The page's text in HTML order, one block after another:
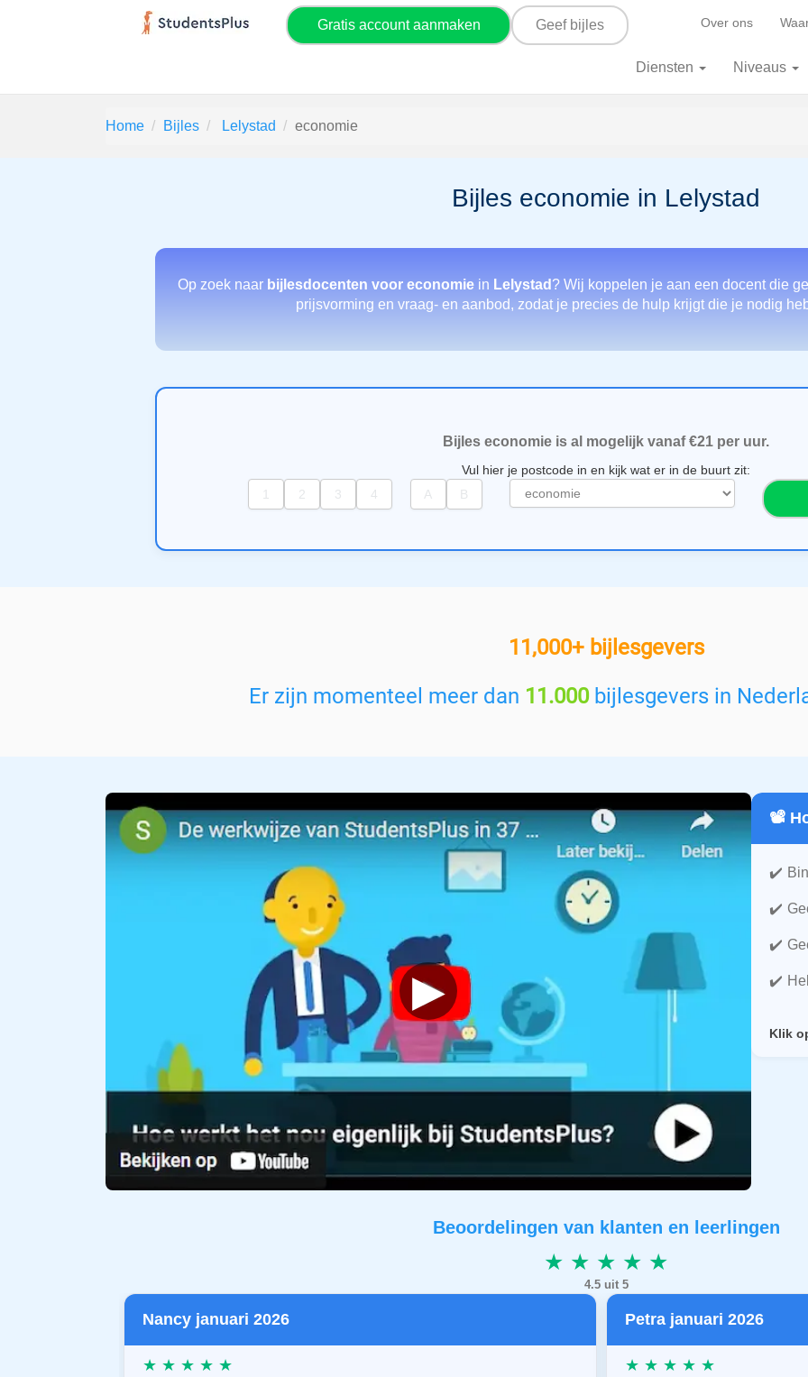
Gratis account aanmaken Geef bijles Over ons
Diensten Niveaus
Home Bijles Lelystad economie
Bijles economie in Lelystad
Op zoek naar bijlesdocenten voor economiein Lelystad ? Wij koppelen je aan een docent die
prijsvorming en vraag- en aanbod, zodat je precies de hulp krijgt die je nodig
Bijles economie is al mogelijk vanaf €21 per uur.
Vul hier je postcode in en kijk wat er in de buurt zit:
e
e
n
11,000+ bijlesgevers
Er zijn momenteel meer dan 11.000bijlesgevers in
▶
📽️
Klik
Beoordelingen van klanten en leerlingen
★ ★ ★ ★ ★
4.5 uit 5
Nancy januari 2026
★ ★ ★ ★ ★
Petra januari 2026
★ ★ ★ ★ ★